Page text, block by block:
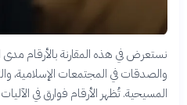
نستعرض في هذه المقارنة بالأرقام مدى
والصدقات في المجتمعات الإسلامية،
المسيحية. تُظهر الأرقام فوارق في